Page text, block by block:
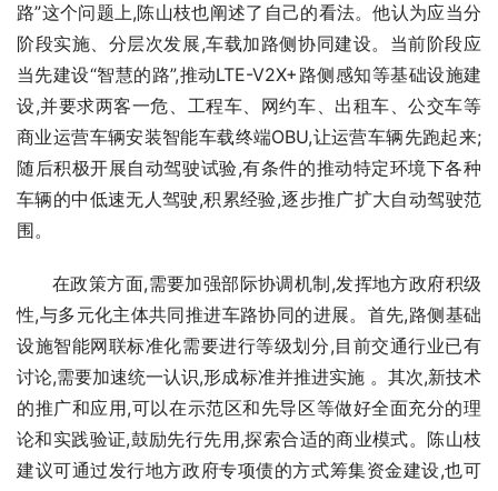
路”这个问题上,陈山枝也阐述了自己的看法。他认为应当分
阶段实施、分层次发展,车载加路侧协同建设。当前阶段应
当先建设“智慧的路”,推动LTE-V2X+路侧感知等基础设施建
设,并要求两客一危、工程车、网约车、出租车、公交车等
商业运营车辆安装智能车载终端OBU,让运营车辆先跑起来;
随后积极开展自动驾驶试验,有条件的推动特定环境下各种
车辆的中低速无人驾驶,积累经验,逐步推广扩大自动驾驶范
围。
在政策方面,需要加强部际协调机制,发挥地方政府积级
性,与多元化主体共同推进车路协同的进展。首先,路侧基础
设施智能网联标准化需要进行等级划分,目前交通行业已有
讨论,需要加速统一认识,形成标准并推进实施 。其次,新技术
的推广和应用,可以在示范区和先导区等做好全面充分的理
论和实践验证,鼓励先行先用,探索合适的商业模式。陈山枝
建议可通过发行地方政府专项债的方式筹集资金建设,也可